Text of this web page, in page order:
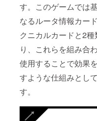
す。このゲームでは
なるルータ情報カー
クニカルカードと2種
り、これらを組み合
使用することで効果
すような仕組みとし
す。